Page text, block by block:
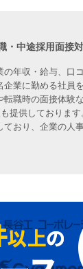
中途採用面接
年収・給与、
業に勤める社
職時の面接体験
提供しておりま
おり、企業の